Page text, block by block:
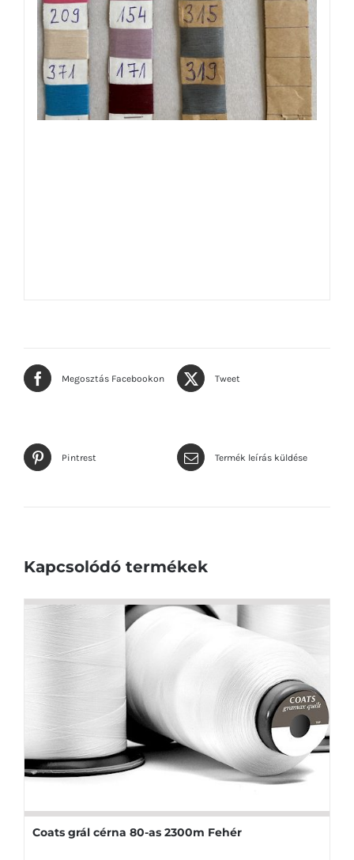
Megosztás Facebookon Tweet
Pintrest Termék leírás küldése
Kapcsolódó termékek
Coats grál cérna 80-as 2300m Fehér